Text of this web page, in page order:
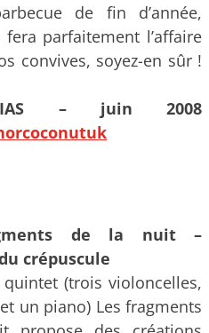
de fin d’année,
parfaitement l’affaire
convives, soyez-en sûr !
PIAS – juin 2008
de la nuit –
crépuscule
(trois violoncelles,
un piano) Les fragments